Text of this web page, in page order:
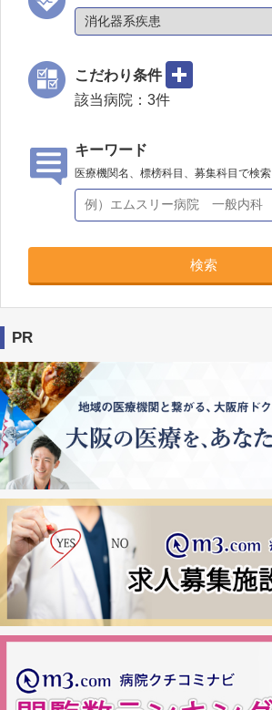
こだわり条件
該当病院： 3件
キーワード
医療機関名、標榜科目、募集科目で検索
検索
PR